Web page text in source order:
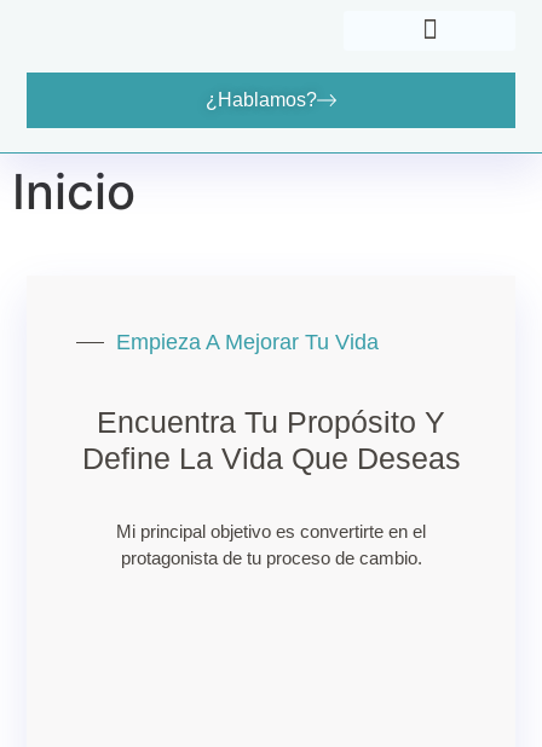
¿Hablamos?
Inicio
Empieza A Mejorar Tu Vida
Encuentra Tu Propósito Y
Define La Vida Que Deseas
Mi principal objetivo es convertirte en el
protagonista de tu proceso de cambio.